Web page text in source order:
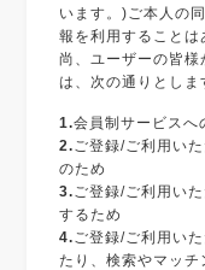
います。)ご本人の
報を利用することは
尚、ユーザーの皆
は、次の通りとしま
1.会員制サービスへ
2. ご登録/ご利用い
のため
3. ご登録/ご利用い
するため
4. ご登録/ご利用い
たり、検索やマッチ